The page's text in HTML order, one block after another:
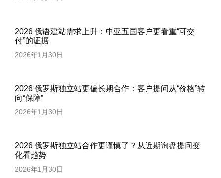
2026 俄语建站需求上升：中亚五国客户更看重“可交
付”的证据
2026年1月30日
2026 俄罗斯独立站更偏长期合作：客户提问从“价格”转
向“保障”
2026年1月30日
2026 俄罗斯独立站合作更谨慎了？从近期询盘提问变
化看趋势
2026年1月30日